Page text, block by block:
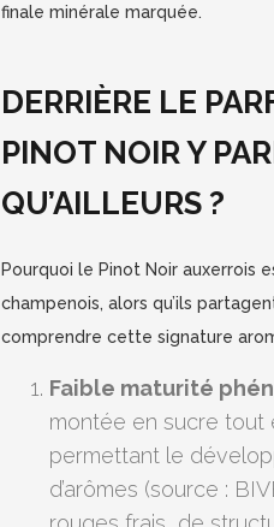
finale minérale marquée.
DERRIÈRE LE
PINOT NOIR Y
QU’AILLEURS ?
Pourquoi le Pinot Noir auxerrois
champenois, alors qu’ils
comprendre cette signature
Faible maturité
montée en sucre tout
permettant le
d’arômes (source :